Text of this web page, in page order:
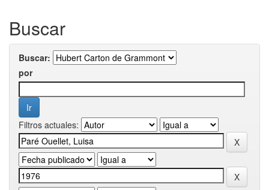
Buscar
Buscar:
por
Filtros actuales: